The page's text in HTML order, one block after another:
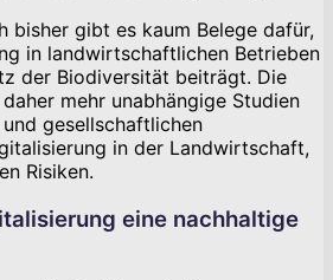
bisher gibt es kaum Belege dafür,
in landwirtschaftlichen Betrieben
der Biodiversität beiträgt. Die
mehr unabhängige Studien
gesellschaftlichen
in der Landwirtschaft,
Risiken.
eine nachhaltige